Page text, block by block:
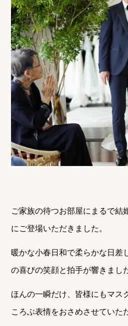
ご家族の待つお部屋にまるで結
にご登場いただきました。
暖かな小春日和で柔らかな日差
の喜びの笑顔と拍手が響きまし
ほんの一瞬だけ、皆様にもマス
ころぶ表情をおさめさせていた